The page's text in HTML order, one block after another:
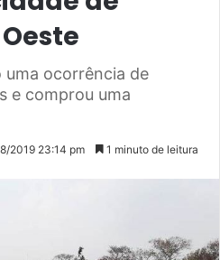
ocorrência de
e comprou uma
2019 23:14 pm 1 minuto de leitura